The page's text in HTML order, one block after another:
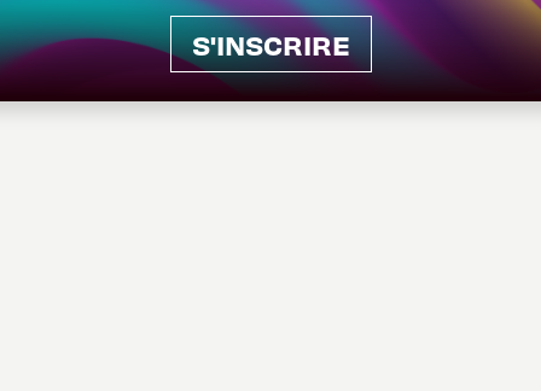
S'INSCRIRE